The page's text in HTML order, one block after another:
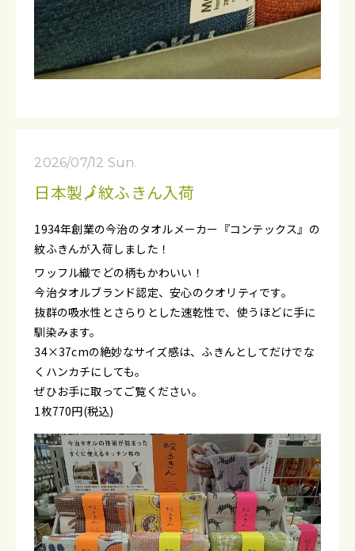
2026/07/12 Sun.
日本製🗾紋ふきん入荷
1934年創業の今治のタオルメーカー『コンテックス』の
紋ふきんが入荷しました！
ワッフル織でどの柄もかわいい！
今治タオルブランド認定、安心のクオリティです。
抜群の吸水性とさらりとした速乾性で、使うほどに手に
馴染みます。
34×37cmの絶妙なサイズ感は、ふきんとしてだけでな
くハンカチにしても。
ぜひお手に取ってご覧ください。
1枚770円(税込)